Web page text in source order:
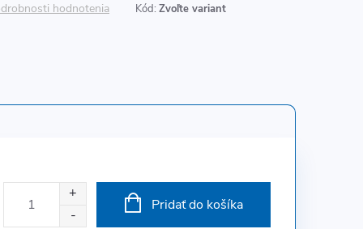
hodnotenia Kód: Zvoľte variant
Pridať do košíka